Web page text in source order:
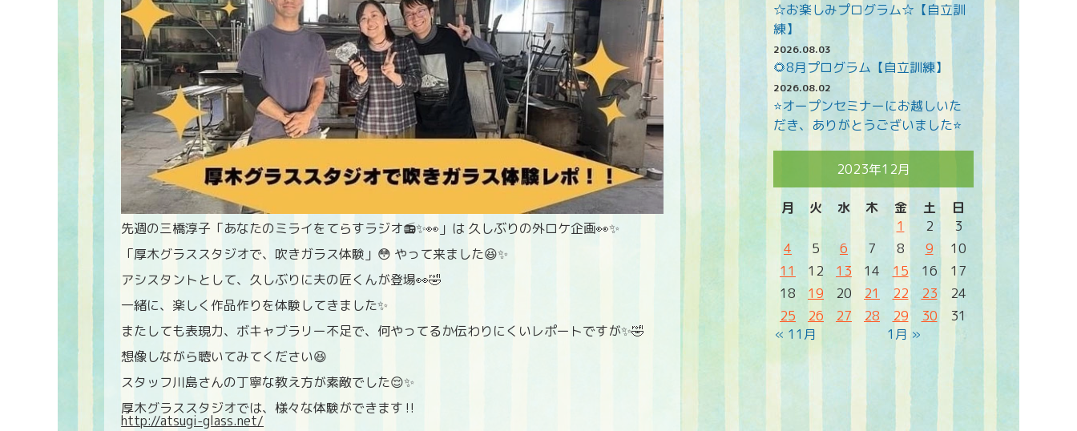
先週の三橋淳子「あなたのミライをてらすラジオ📻✨👀」は 久しぶりの外ロケ企画👀✨
「厚木グラススタジオで、吹きガラス体験」😳 やって来ました😆✨
アシスタントとして、久しぶりに夫の匠くんが登場👀🤣
一緒に、楽しく作品作りを体験してきました✨
またしても表現力、ボキャブラリー不足で、何やってるか伝わりにくいレポートですが✨🤣
想像しながら聴いてみてください😆
スタッフ川島さんの丁寧な教え方が素敵でした😌✨
厚木グラススタジオでは、様々な体験ができます‼️
http://atsugi-glass.net/
☆お楽しみプログラム☆【自立訓
練】
2026.08.03
🌻8月プログラム【自立訓練】
2026.08.02
⭐オープンセミナーにお越しいた
だき、ありがとうございました⭐
2023年12月
月 火 水 木 金 土 日
« 11月 1月 »
1 2
3
4
5 6 7 8 9
10
11
12 13 14 15 16
17
18
19 20 21 22 23
24
25
26 27 28 29 30 31